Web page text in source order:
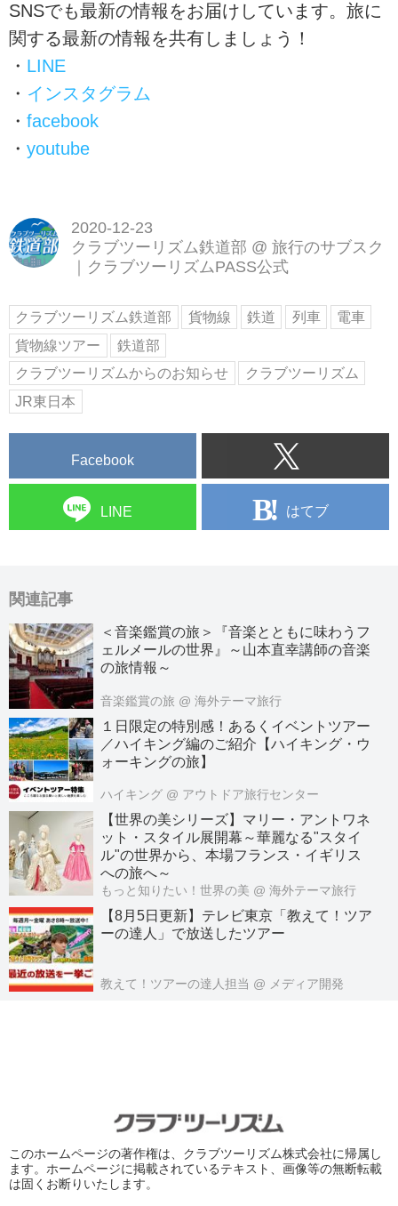
SNSでも最新の情報をお届けしています。旅に
関する最新の情報を共有しましょう！
・ LINE
・ インスタグラム
・ facebook
・ youtube
2020-12-23
クラブツーリズム鉄道部 @ 旅行のサブスク
｜クラブツーリズムPASS公式
クラブツーリズム鉄道部 貨物線 鉄道 列車
電車
貨物線ツアー
鉄道部
クラブツーリズムからのお知らせ
クラブツーリズム
JR東日本
Facebook
LINE はてブ
関連記事
＜音楽鑑賞の旅＞『音楽とともに味わうフ
ェルメールの世界』～山本直幸講師の音楽
の旅情報～
音楽鑑賞の旅 @ 海外テーマ旅行
１日限定の特別感！あるくイベントツアー
／ハイキング編のご紹介【ハイキング・ウ
ォーキングの旅】
ハイキング @ アウトドア旅行センター
【世界の美シリーズ】マリー・アントワネ
ット・スタイル展開幕～華麗なる"スタイ
ル"の世界から、本場フランス・イギリス
への旅へ～
もっと知りたい！世界の美 @ 海外テーマ旅行
【8月5日更新】テレビ東京「教えて！ツア
ーの達人」で放送したツアー
教えて！ツアーの達人担当 @ メディア開発
このホームページの著作権は、クラブツーリズム株式会社に帰属し
ます。ホームページに掲載されているテキスト、画像等の無断転載
は固くお断りいたします。